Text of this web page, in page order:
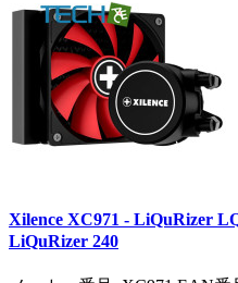
Xilence XC971 - LiQuRizer
LiQuRizer 240